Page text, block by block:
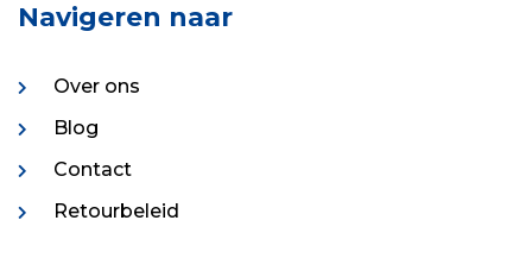
Navigeren naar
Over ons
Blog
Contact
Retourbeleid